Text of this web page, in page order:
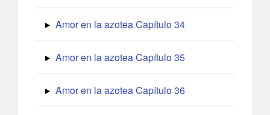
Amor en la azotea Capítulo 34
Amor en la azotea Capítulo 35
Amor en la azotea Capítulo 36